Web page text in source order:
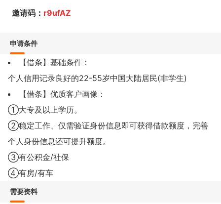
邀请码： r9ufAZ
申请条件
【借条】基础条件：
个人信用记录良好的22-55岁中国大陆居民(非学生)
【借条】优质客户画像：
①大专及以上学历。
②稳定工作、仅需验证身份信息即可获得借款额度，完善
个人身份信息还可提升额度。
③有公积金/社保
④有房/有车
需要资料